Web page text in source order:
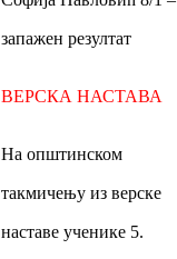
запажен резултат
ВЕРСКА НАСТАВА
На општинском
такмичењу из верске
наставе ученике 5.